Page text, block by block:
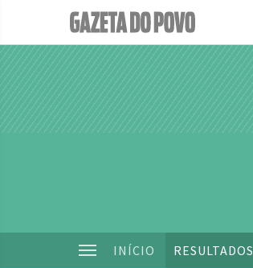
INÍCIO RESULTADOS